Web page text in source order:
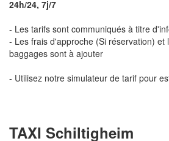
24h/24, 7j/7
- Les tarifs sont communiqués à titre
- Les frais d'approche (Si réservation) et
baggages sont à ajouter
- Utilisez notre simulateur de tarif pour
TAXI Schiltigheim